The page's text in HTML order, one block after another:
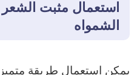
استعمال مثبت
الشمواه
يمكن استعمال طريقة